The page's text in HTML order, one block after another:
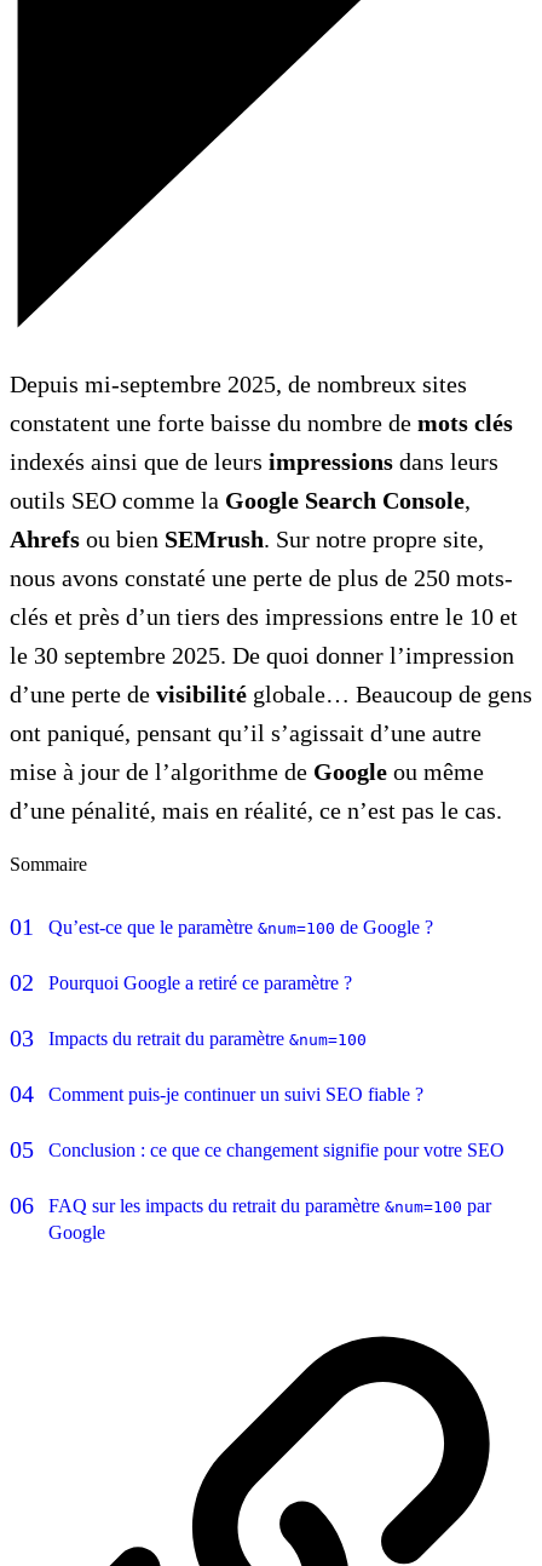
Depuis mi-septembre 2025, de nombreux sites
constatent une forte baisse du nombre de mots clés
indexés ainsi que de leurs impressions dans leurs
outils SEO comme la Google Search Console,
Ahrefs ou bien SEMrush. Sur notre propre site,
nous avons constaté une perte de plus de 250 mots-
clés et près d’un tiers des impressions entre le 10 et
le 30 septembre 2025. De quoi donner l’impression
d’une perte de visibilité globale… Beaucoup de gens
ont paniqué, pensant qu’il s’agissait d’une autre
mise à jour de l’algorithme de Google ou même
d’une pénalité, mais en réalité, ce n’est pas le cas.
Sommaire
Qu’est-ce que le paramètre &num=100 de Google ?
Pourquoi Google a retiré ce paramètre ?
Impacts du retrait du paramètre &num=100
Comment puis-je continuer un suivi SEO fiable ?
Conclusion : ce que ce changement signifie pour votre SEO
FAQ sur les impacts du retrait du paramètre &num=100 par
Google